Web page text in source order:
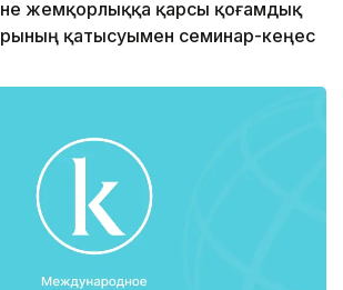
жемқорлыққа қарсы қоғамдық
қатысуымен семинар-кеңес